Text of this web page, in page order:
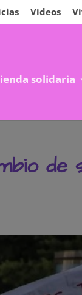
Vídeos
solidaria
de